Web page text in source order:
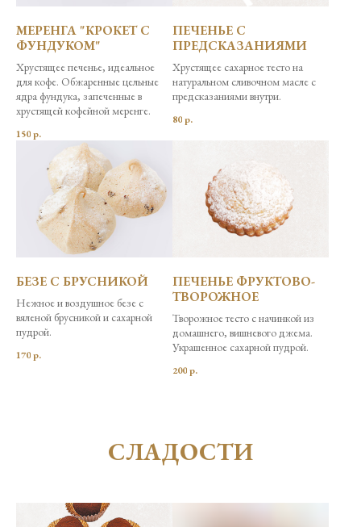
МЕРЕНГА "КРОКЕТ С
ФУНДУКОМ"
Хрустящее печенье, идеальное
для кофе. Обжаренные цельные
ядра фундука, запеченные в
хрустящей кофейной меренге.
150р.
ПЕЧЕНЬЕ С
ПРЕДСКАЗАНИЯМИ
Хрустящее сахарное тесто на
натуральном сливочном масле с
предсказаниями внутри.
80р.
БЕЗЕ С БРУСНИКОЙ
Нежное и воздушное безе с
вяленой брусникой и сахарной
пудрой.
170р.
ПЕЧЕНЬЕ ФРУКТОВО-
ТВОРОЖНОЕ
Творожное тесто с начинкой из
домашнего, вишневого джема.
Украшенное сахарной пудрой.
200р.
СЛАДОСТИ